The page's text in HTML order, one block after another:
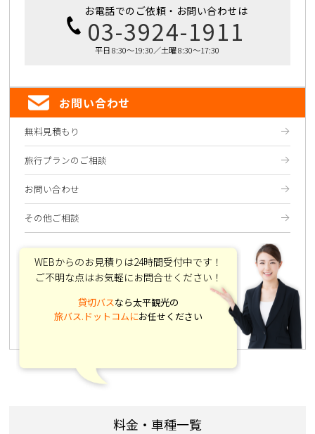
お電話でのご依頼・お問い合わせは
03-3924-1911
平日 8:30～19:30／土曜 8:30～17:30
お問い合わせ
無料見積もり
旅行プランのご相談
お問い合わせ
その他ご相談
WEBからのお見積りは24時間受付中です！
ご不明な点はお気軽にお問合せください！
貸切バスなら太平観光の
旅バス.ドットコムにお任せください
料金・車種一覧